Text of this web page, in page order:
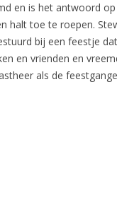
en is het antwoord op
toe te roepen.
bij een feestje
en vrienden en
als de